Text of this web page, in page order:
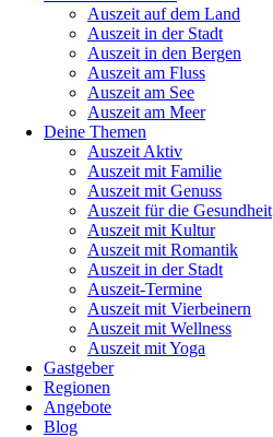
Auszeit auf dem Land
Auszeit in der Stadt
Auszeit in den Bergen
Auszeit am Fluss
Auszeit am See
Auszeit am Meer
Deine Themen
Auszeit Aktiv
Auszeit mit Familie
Auszeit mit Genuss
Auszeit für die Gesundheit
Auszeit mit Kultur
Auszeit mit Romantik
Auszeit in der Stadt
Auszeit-Termine
Auszeit mit Vierbeinern
Auszeit mit Wellness
Auszeit mit Yoga
Gastgeber
Regionen
Angebote
Blog